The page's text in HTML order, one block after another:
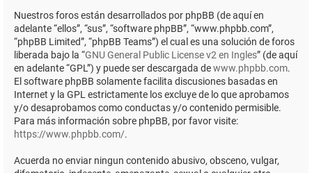
Nuestros foros están desarrollados por phpBB (de aquí en
adelante “ellos”, “sus”, “software phpBB”, “www.phpbb.com”,
“phpBB Limited”, “phpBB Teams”) el cual es una solución de foros
liberada bajo la “GNU General Public License v2 en Ingles” (de aquí
en adelante “GPL”) y puede ser descargada dewww.phpbb.com.
El software phpBB solamente facilita discusiones basadas en
Internet y la GPL estrictamente los excluye de lo que aprobamos
y/o desaprobamos como conductas y/o contenido permisible.
Para más información sobre phpBB, por favor visite:
https://www.phpbb.com/.
Acuerda no enviar ningun contenido abusivo, obsceno, vulgar,